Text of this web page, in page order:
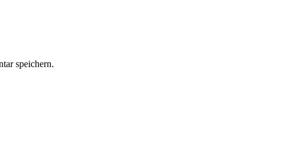
speichern.